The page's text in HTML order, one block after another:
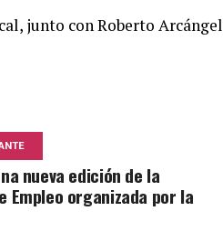
junto con Roberto Arcángel
nueva edición de la
Empleo organizada por la